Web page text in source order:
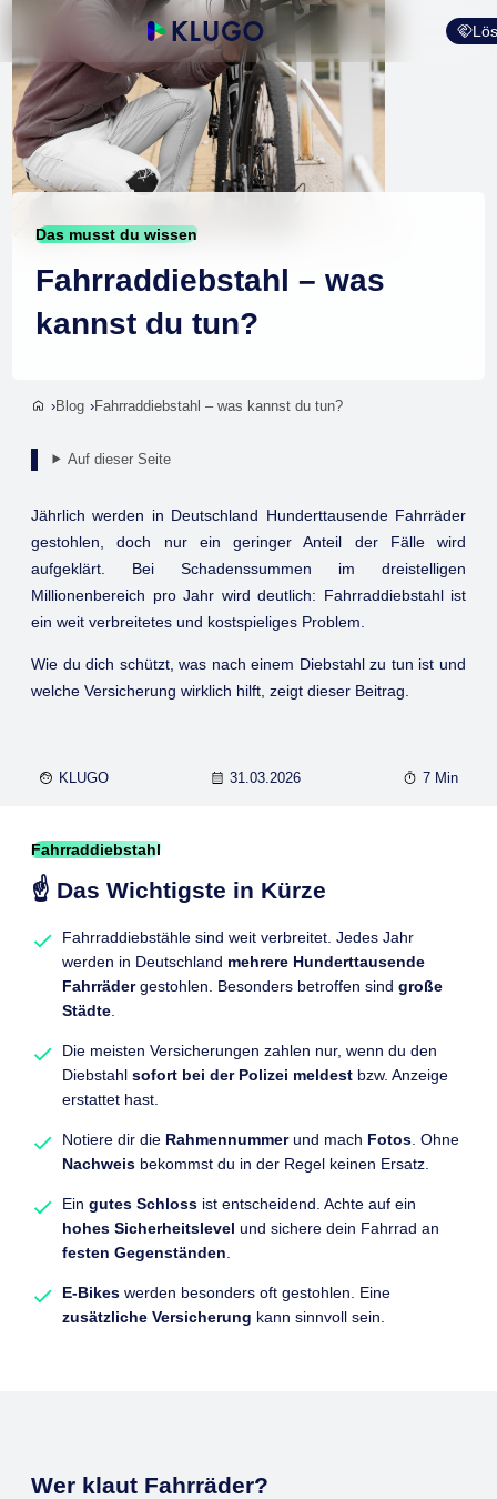
Das musst du wissen
Fahrraddiebstahl – was
kannst du tun?
Blog Fahrraddiebstahl – was kannst du tun?
Auf dieser Seite
Jährlich werden in Deutschland Hunderttausende Fahrräder
gestohlen, doch nur ein geringer Anteil der Fälle wird
aufgeklärt. Bei Schadenssummen im dreistelligen
Millionenbereich pro Jahr wird deutlich: Fahrraddiebstahl ist
ein weit verbreitetes und kostspieliges Problem.
Wie du dich schützt, was nach einem Diebstahl zu tun ist und
welche Versicherung wirklich hilft, zeigt dieser Beitrag.
KLUGO 31.03.2026 7 Min
Fahrraddiebstahl
☝️ Das Wichtigste in Kürze
Fahrraddiebstähle sind weit verbreitet. Jedes Jahr
werden in Deutschland mehrere Hunderttausende
Fahrrädergestohlen. Besonders betroffen sind große
Städte.
Die meisten Versicherungen zahlen nur, wenn du den
Diebstahl sofort bei der Polizei meldest bzw. Anzeige
erstattet hast.
Notiere dir die Rahmennummerund mach Fotos. Ohne
Nachweis bekommst du in der Regel keinen Ersatz.
Ein gutes Schloss ist entscheidend. Achte auf ein
hohes Sicherheitslevel und sichere dein Fahrrad an
festen Gegenständen.
E-Bikes werden besonders oft gestohlen. Eine
zusätzliche Versicherung kann sinnvoll sein.
Wer klaut Fahrräder?